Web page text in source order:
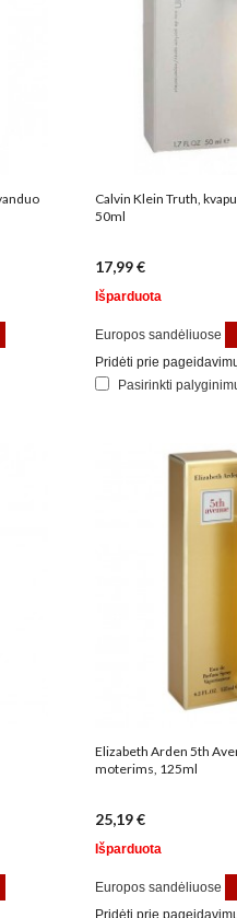
Calvin Klein Truth,
50ml
17,99 €
Išparduota
Europos sandėliuose
Pridėti prie
Pasirinkti
Elizabeth Arden 5th
moterims, 125ml
25,19 €
Išparduota
Europos sandėliuose
Pridėti prie